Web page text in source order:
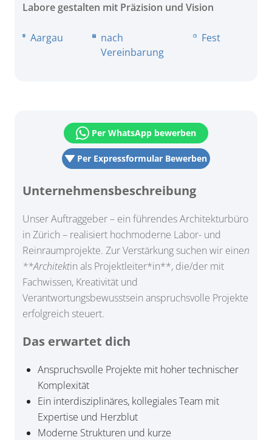
Labore gestalten mit Präzision und Vision
Aargau
nach
Vereinbarung
Fest
Per Expressformular Bewerben
Per WhatsApp bewerben
Unternehmensbeschreibung
Unser Auftraggeber – ein führendes Architekturbüro
in Zürich – realisiert hochmoderne Labor- und
Reinraumprojekte. Zur Verstärkung suchen wir einen
**Architektin als Projektleiter*in**, die/der mit
Fachwissen, Kreativität und
Verantwortungsbewusstsein anspruchsvolle Projekte
erfolgreich steuert.
Das erwartet dich
Anspruchsvolle Projekte mit hoher technischer
Komplexität
Ein interdisziplinäres, kollegiales Team mit
Expertise und Herzblut
Moderne Strukturen und kurze